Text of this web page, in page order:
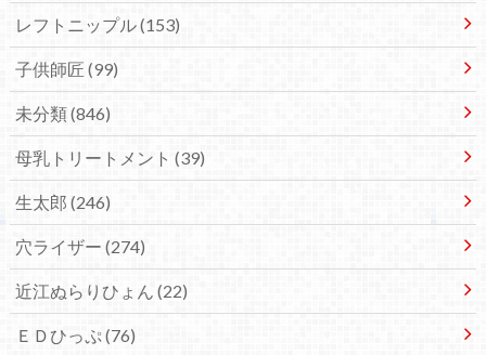
レフトニップル(153)
子供師匠 (99)
未分類(846)
母乳トリートメント (39)
生太郎 (246)
穴ライザー (274)
近江ぬらりひょん (22)
ＥＤひっぷ(76)